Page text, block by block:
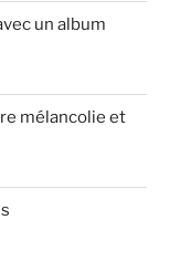
un album
mélancolie et